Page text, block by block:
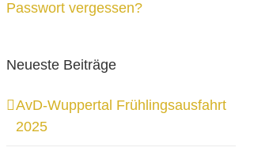
Passwort vergessen?
Neueste Beiträge
AvD-Wuppertal Frühlingsausfahrt
2025